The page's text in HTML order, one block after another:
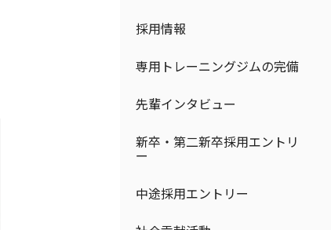
採用情報
専用トレーニングジムの完備
先輩インタビュー
新卒・第二新卒採用エントリ
ー
中途採用エントリー